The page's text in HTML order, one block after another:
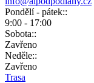
Pondělí - pátek::
9:00 - 17:00
Sobota::
Zavřeno
Neděle::
Zavřeno
Trasa